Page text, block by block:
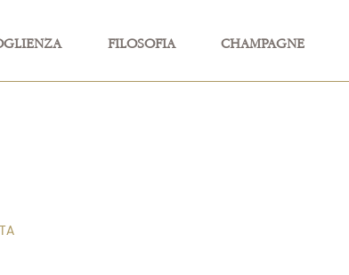
FILOSOFIA CHAMPAGNE